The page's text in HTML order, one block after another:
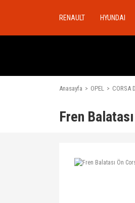
RENAULT HYUNDAI
Anasayfa OPEL CORSA D
Fren